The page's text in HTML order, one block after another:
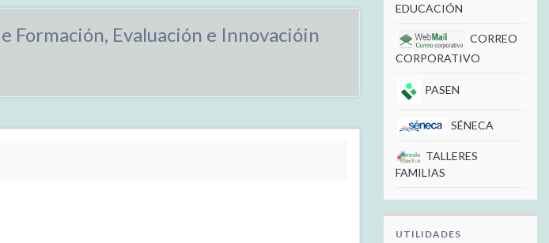
Formación, Evaluación e Innovacióin
EDUCACIÓN
CORREO
CORPORATIVO
PASEN
SÉNECA
TALLERES
FAMILIAS
UTILIDADES